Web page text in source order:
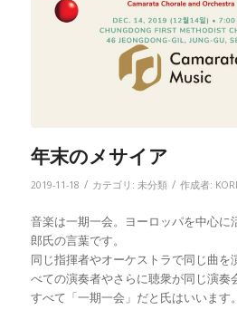
年末のメサイア
2019-11-18 / カテゴリ: 未分類 / 作成者:
音楽は一期一会。ヨーロッパを中心に
郎氏の言葉です。
同じ指揮者やオーケストラで同じ曲を
べての演奏者やさらに聴衆が同じ演奏
すべて「一期一会」だと氏はいいます。